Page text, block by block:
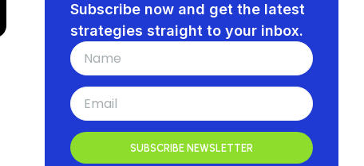
Subscribe now and get the latest
strategies straight to your inbox.
SUBSCRIBE NEWSLETTER